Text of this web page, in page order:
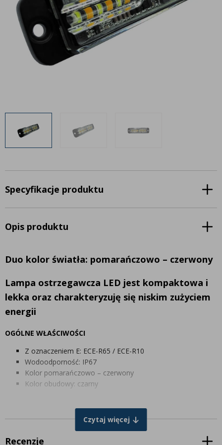
Często zadawane pytania
Kontakt
Bezpłatny projekt oświetlenia
+48 81 884 70 94
info@agraled.pl
Inne akcesoria
Często zadawane pytania
Kontakt
Sprawdź wszystko
Specyfikacje produktu
Opis produktu
Duo kolor światła: pomarańczowo – czerwony
Lampa ostrzegawcza LED jest kompaktowa i
lekka oraz charakteryzuję się niskim zużyciem
energii
OGÓLNE WŁAŚCIWOŚCI
Z oznaczeniem E: ECE-R65 / ECE-R10
Wodoodporność: IP67
Kolor pomarańczowo – czerwony
Kolor obudowy: czarny
Moc: 12W
Napięcie: 12-24V
Czytaj więcej
Recenzje